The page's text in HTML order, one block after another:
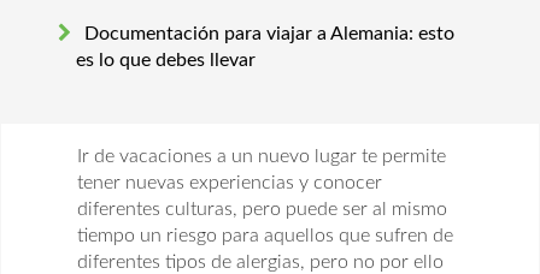
Documentación para viajar a Alemania: esto
es lo que debes llevar
Ir de vacaciones a un nuevo lugar te permite
tener nuevas experiencias y conocer
diferentes culturas, pero puede ser al mismo
tiempo un riesgo para aquellos que sufren de
diferentes tipos de alergias, pero no por ello